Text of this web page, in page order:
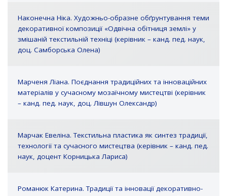
Наконечна Ніка. Художньо-образне обґрунтування теми
декоративної композиції «Одвічна обітниця землі» у
змішаній текстильній техніці (керівник – канд. пед. наук,
доц. Самборська Олена)
Марченя Ліана. Поєднання традиційних та інноваційних
матеріалів у сучасному мозаїчному мистецтві (керівник
– канд. пед. наук, доц. Лівшун Олександр)
Марчак Евеліна. Текстильна пластика як синтез традиції,
технології та сучасного мистецтва (керівник – канд. пед.
наук, доцент Корницька Лариса)
Романюк Катерина. Традиції та інновації декоративно-